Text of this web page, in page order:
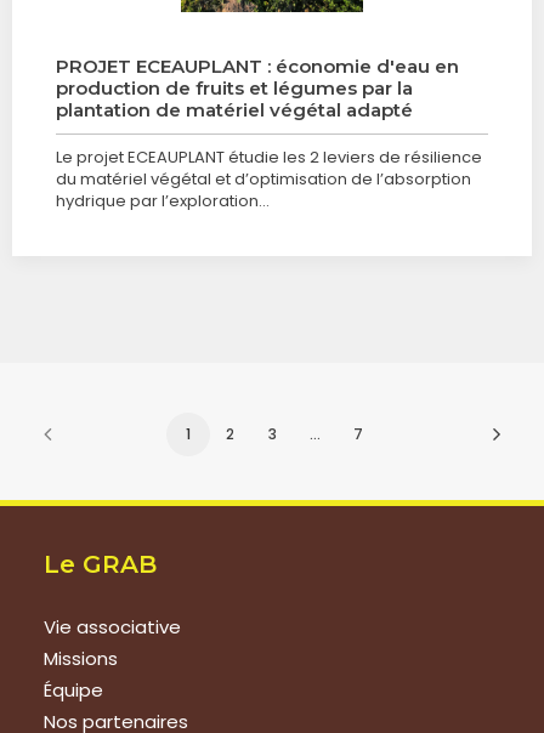
PROJET ECEAUPLANT : économie d'eau en
production de fruits et légumes par la
plantation de matériel végétal adapté
Le projet ECEAUPLANT étudie les 2 leviers de résilience
du matériel végétal et d’optimisation de l’absorption
hydrique par l’exploration…
1 2 3 … 7
Le GRAB
Vie associative
Missions
Équipe
Nos partenaires